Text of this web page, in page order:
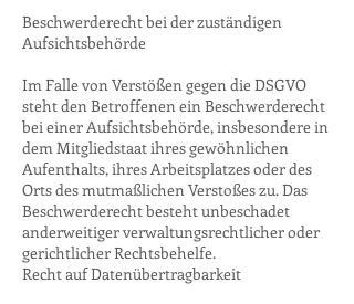
Beschwerderecht bei der zuständigen
Aufsichtsbehörde
Im Falle von Verstößen gegen die DSGVO
steht den Betroffenen ein Beschwerderecht
bei einer Aufsichtsbehörde, insbesondere in
dem Mitgliedstaat ihres gewöhnlichen
Aufenthalts, ihres Arbeitsplatzes oder des
Orts des mutmaßlichen Verstoßes zu. Das
Beschwerderecht besteht unbeschadet
anderweitiger verwaltungsrechtlicher oder
gerichtlicher Rechtsbehelfe.
Recht auf Datenübertragbarkeit